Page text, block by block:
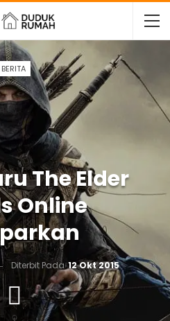
BERITA
The Elder
Online
Diterbit Pada12 Okt 2015